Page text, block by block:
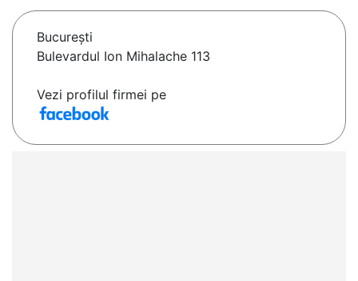
Bucureşti
Bulevardul Ion Mihalache 113
Vezi profilul firmei pe